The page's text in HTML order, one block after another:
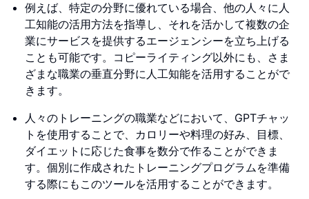
例えば、特定の分野に優れている場合、他の人々に人
工知能の活用方法を指導し、それを活かして複数の企
業にサービスを提供するエージェンシーを立ち上げる
ことも可能です。コピーライティング以外にも、さま
ざまな職業の垂直分野に人工知能を活用することがで
きます。
人々のトレーニングの職業などにおいて、GPTチャッ
トを使用することで、カロリーや料理の好み、目標、
ダイエットに応じた食事を数分で作ることができま
す。個別に作成されたトレーニングプログラムを準備
する際にもこのツールを活用することができます。